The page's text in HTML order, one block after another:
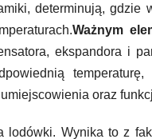
determinują, gdzie
Ważnym
ekspandora i
oraz
lodówki. Wynika to z